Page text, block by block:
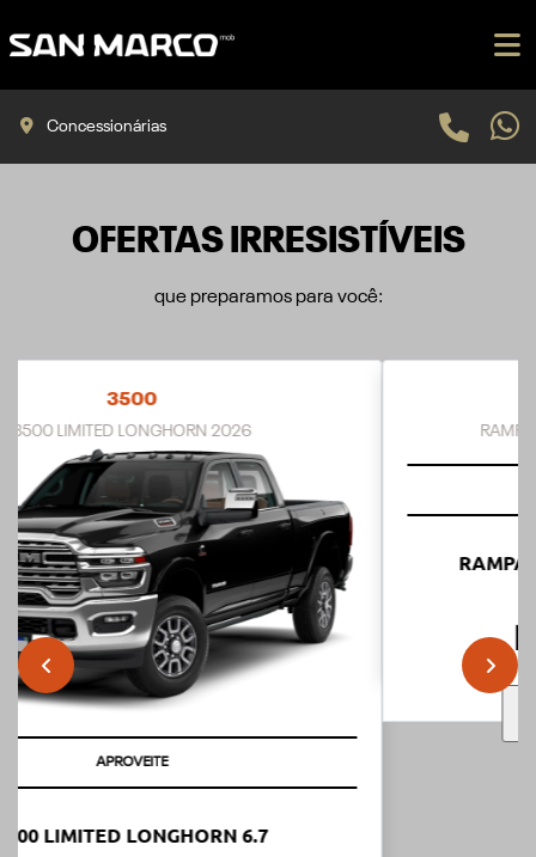
Concessionárias
OFERTAS IRRESISTÍVEIS
que preparamos para você:
RAMPAGE LARAMIE 2.0 TURBO FLEX 2027
RAMPAGE LARAMIE 2.0 FLEX 2027 2.0
templates.template-